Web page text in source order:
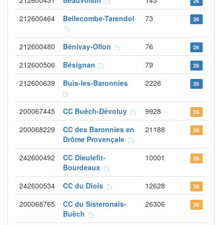
212600464 Bellecombe-Tarendol 73 26
212600480 Bénivay-Ollon 76 26
212600506 Bésignan 79 26
212600639 Buis-les-Baronnies 2226 26
200067445 CC Buëch-Dévoluy 9928 26
200068229
CC des Baronnies en
Drôme Provençale
21188 26
242600492
CC Dieulefit-
Bourdeaux
10001 26
242600534 CC du Diois 12628 26
200068765
CC du Sisteronais-
Buëch
26306 26